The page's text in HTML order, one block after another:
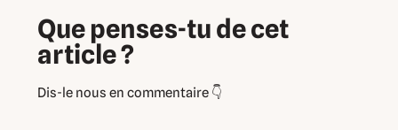
Que penses-tu de cet
article ?